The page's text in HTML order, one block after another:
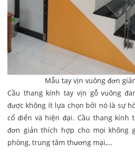
Mẫu tay vịn vuông đơn
Cầu thang kính tay vịn gỗ vuông
được không ít lựa chọn bởi nó là sự
cổ điển và hiện đại. Cầu thang kính
đơn giản thích hợp cho mọi không
phòng, trung tâm thương mại,…